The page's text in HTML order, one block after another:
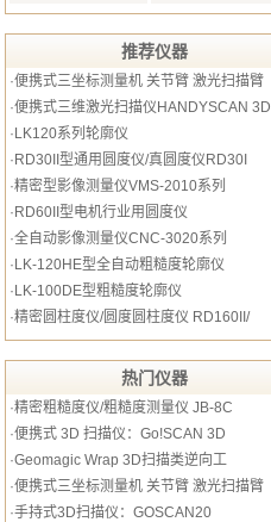
推荐仪器
·便携式三坐标测量机 关节臂 激光扫描臂
·便携式三维激光扫描仪HANDYSCAN 3D
· LK120系列轮廓仪
· RD30II型通用圆度仪/真圆度仪RD30I
·精密型影像测量仪VMS-2010系列
· RD60II型电机行业用圆度仪
·全自动影像测量仪CNC-3020系列
· LK-120HE型全自动粗糙度轮廓仪
· LK-100DE型粗糙度轮廓仪
·精密圆柱度仪/圆度圆柱度仪 RD160II/
热门仪器
·精密粗糙度仪/粗糙度测量仪 JB-8C
·便携式 3D 扫描仪：Go!SCAN 3D
·Geomagic Wrap 3D扫描类逆向工
·便携式三坐标测量机 关节臂 激光扫描臂
·手持式3D扫描仪：GOSCAN20